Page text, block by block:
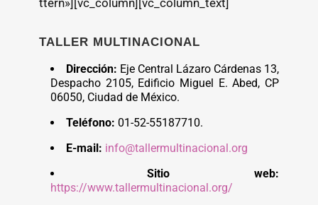
TALLER MULTINACIONAL
Dirección: Eje Central Lázaro Cárdenas 13,
Despacho 2105, Edificio Miguel E. Abed, CP
06050, Ciudad de México.
Teléfono: 01-52-55187710.
E-mail: info@tallermultinacional.org
Sitio web:
https://www.tallermultinacional.org/